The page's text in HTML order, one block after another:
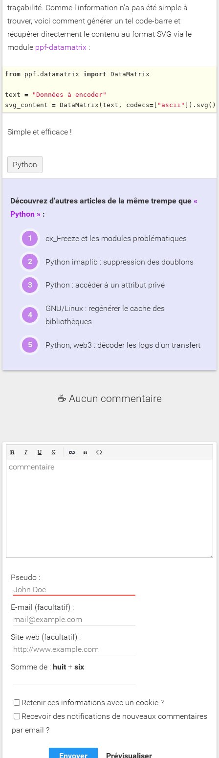
traçabilité. Comme l'information n'a pas été simple à
trouver, voici comment générer un tel code-barre et
récupérer directement le contenu au format SVG via le
module ppf-datamatrix :
from ppf.datamatrix import DataMatrix
text =
"Données à encoder"
svg_content = DataMatrix (text, codecs= "ascii" ]). svg
Simple et efficace !
Python
Découvrez d'autres articles de la même trempe que
Python
:
cx_Freeze et les modules problématiques
Python imaplib : suppression des doublons
Python : accéder à un attribut privé
GNU/Linux : regénérer le cache des
bibliothèques
Python, web3 : décoder les logs d'un transfert
☕ Aucun commentaire
Pseudo :
E-mail (facultatif) :
Site web (facultatif) :
Somme de : huit + six
Retenir ces informations avec un cookie ?
Recevoir des notifications de nouveaux commentaires
par email ?